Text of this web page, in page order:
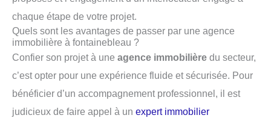
chaque étape de votre projet.
Quels sont les avantages de passer par une agence
immobilière à fontainebleau ?
Confier son projet à une agence immobilière du secteur,
c’est opter pour une expérience fluide et sécurisée. Pour
bénéficier d’un accompagnement professionnel, il est
judicieux de faire appel à un expert immobilier